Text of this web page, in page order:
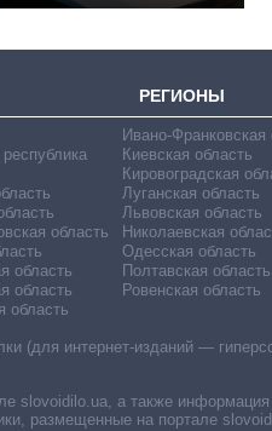
РЕГИОНЫ
область
область
область
область
Ивано-Франковская
Киевская область
Кировоградская
Луганская область
Львовская область
Николаевская
Одесская область
Полтавская область
Ровенская область
(для интернет-изданий —
а также
на портале